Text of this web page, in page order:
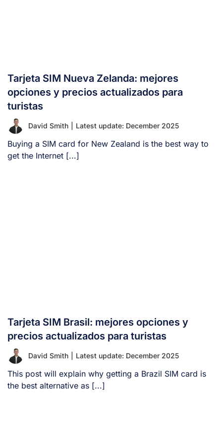
Tarjeta SIM Nueva Zelanda: mejores
opciones y precios actualizados para
turistas
David Smith Latest update: December 2025
Buying a SIM card for New Zealand is the best way to
get the Internet [...]
Tarjeta SIM Brasil: mejores opciones y
precios actualizados para turistas
David Smith Latest update: December 2025
This post will explain why getting a Brazil SIM card is
the best alternative as [...]